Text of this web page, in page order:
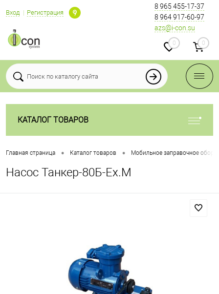
Вход Регистрация
8 965 455-17-37
8 964 917-60-97
azs@i-con.su
0 0
КАТАЛОГ ТОВАРОВ
Главная страница • Каталог товаров • Мобильное заправочное
Насос Танкер-80Б-Ex.М